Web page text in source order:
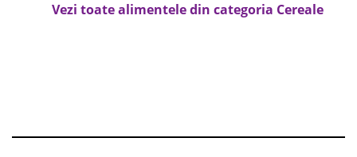
Vezi toate alimentele din categoria Cereale